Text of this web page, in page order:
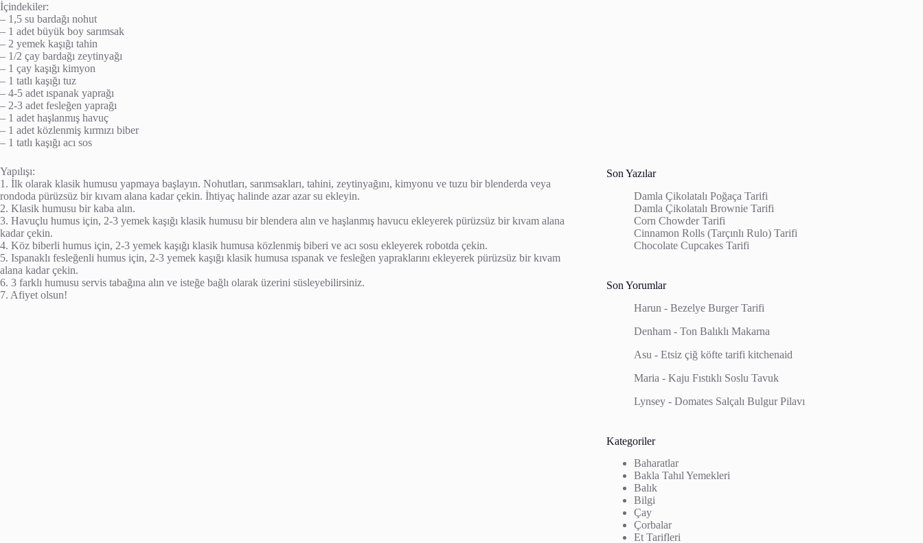
İçindekiler:
– 1,5 su bardağı nohut
– 1 adet büyük boy sarımsak
– 2 yemek kaşığı tahin
– 1/2 çay bardağı zeytinyağı
– 1 çay kaşığı kimyon
– 1 tatlı kaşığı tuz
– 4-5 adet ıspanak yaprağı
– 2-3 adet fesleğen yaprağı
– 1 adet haşlanmış havuç
– 1 adet közlenmiş kırmızı biber
– 1 tatlı kaşığı acı sos
Yapılışı:
1. İlk olarak klasik humusu yapmaya başlayın. Nohutları, sarımsakları, tahini, zeytinyağını, kimyonu ve tuzu bir blenderda veya
rondoda pürüzsüz bir kıvam alana kadar çekin. İhtiyaç halinde azar azar su ekleyin.
2. Klasik humusu bir kaba alın.
3. Havuçlu humus için, 2-3 yemek kaşığı klasik humusu bir blendera alın ve haşlanmış havucu ekleyerek pürüzsüz bir kıvam alana
kadar çekin.
4. Köz biberli humus için, 2-3 yemek kaşığı klasik humusa közlenmiş biberi ve acı sosu ekleyerek robotda çekin.
5. Ispanaklı fesleğenli humus için, 2-3 yemek kaşığı klasik humusa ıspanak ve fesleğen yapraklarını ekleyerek pürüzsüz bir kıvam
alana kadar çekin.
6. 3 farklı humusu servis tabağına alın ve isteğe bağlı olarak üzerini süsleyebilirsiniz.
7. Afiyet olsun!
Son Yazılar
Damla Çikolatalı Poğaça Tarifi
Damla Çikolatalı Brownie Tarifi
Corn Chowder Tarifi
Cinnamon Rolls (Tarçınlı Rulo) Tarifi
Chocolate Cupcakes Tarifi
Son Yorumlar
Harun -Bezelye Burger Tarifi
Denham -Ton Balıklı Makarna
Asu -Etsiz çiğ köfte tarifi kitchenaid
Maria -Kaju Fıstıklı Soslu Tavuk
Lynsey -Domates Salçalı Bulgur Pilavı
Kategoriler
Baharatlar
Bakla Tahıl Yemekleri
Balık
Bilgi
Çay
Çorbalar
Et Tarifleri